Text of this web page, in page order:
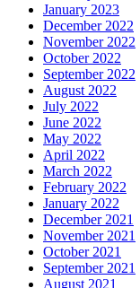
January 2023
December 2022
November 2022
October 2022
September 2022
August 2022
July 2022
June 2022
May 2022
April 2022
March 2022
February 2022
January 2022
December 2021
November 2021
October 2021
September 2021
August 2021